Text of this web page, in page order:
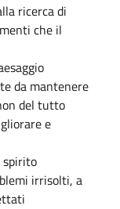
ricerca di
che il
da mantenere
del tutto
e
spirito
irrisolti, a